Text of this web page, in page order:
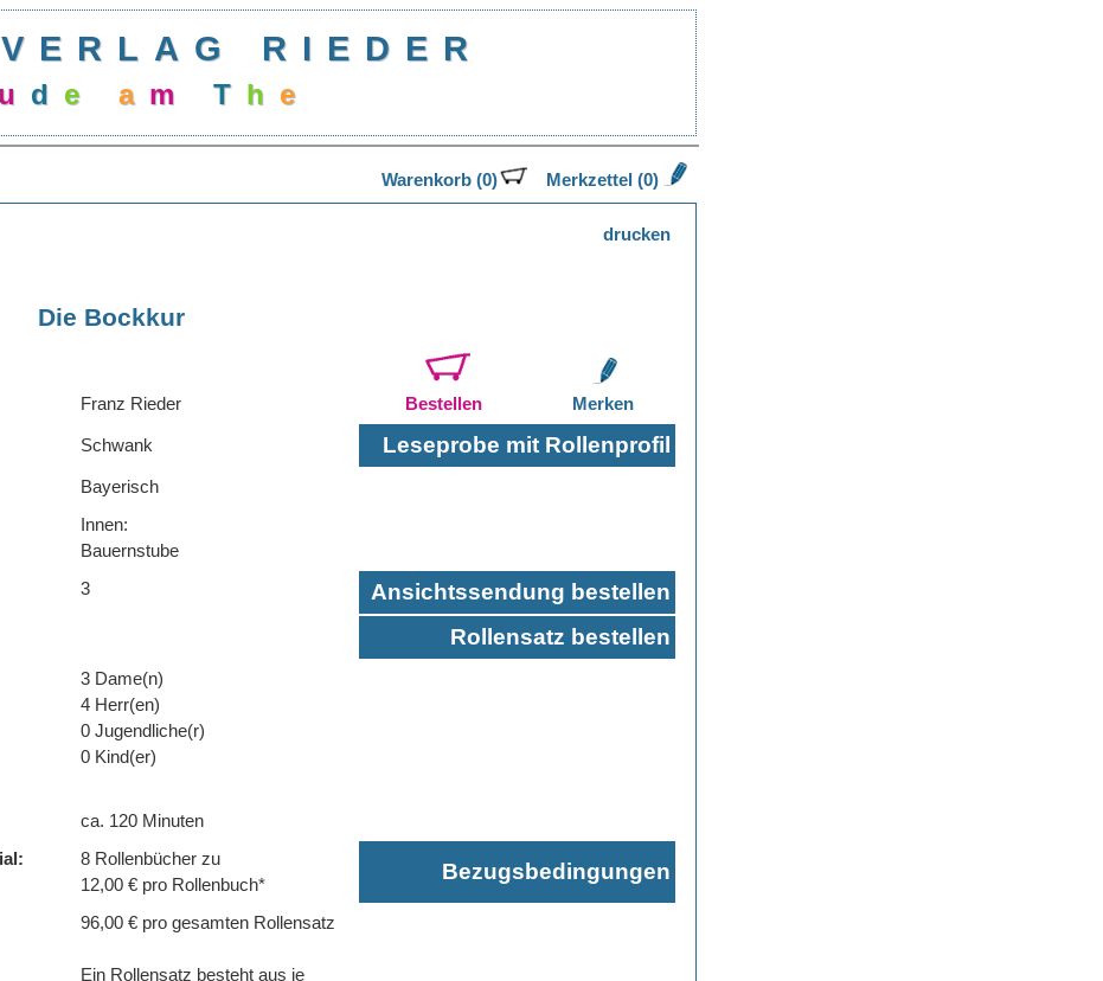
RIEDER
d e am Th ea
Warenkorb (0) Merkzettel (0)
drucken
Die Bockkur
Franz Rieder Bestellen Merken
Schwank Leseprobe mit Rollenprofil
Bayerisch
Innen:
Bauernstube
3
Ansichtssendung bestellen
Rollensatz bestellen
3 Dame(n)
4 Herr(en)
0 Jugendliche(r)
0 Kind(er)
ca. 120 Minuten
8 Rollenbücher zu
12,00 € pro Rollenbuch*
Bezugsbedingungen
96,00 € pro gesamten Rollensatz
Ein Rollensatz besteht aus je